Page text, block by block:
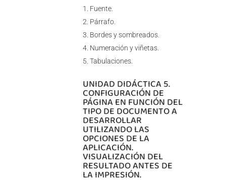
Fuente.
Párrafo.
Bordes y sombreados.
Numeración y viñetas.
Tabulaciones.
UNIDAD DIDÁCTICA 5.
CONFIGURACIÓN DE
PÁGINA EN FUNCIÓN DEL
TIPO DE DOCUMENTO A
DESARROLLAR
UTILIZANDO LAS
OPCIONES DE LA
APLICACIÓN.
VISUALIZACIÓN DEL
RESULTADO ANTES DE
LA IMPRESIÓN.